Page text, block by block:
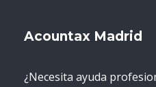
Acountax Madrid
¿Necesita ayuda